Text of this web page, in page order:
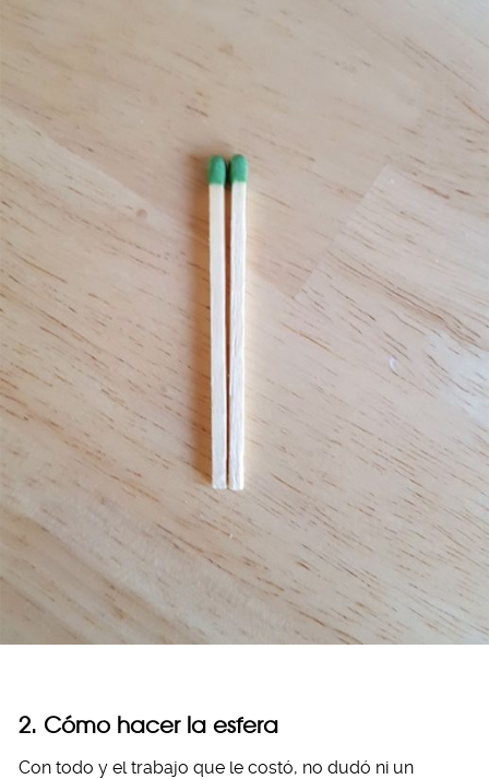
2. Cómo hacer la esfera
Con todo y el trabajo que le costó, no dudó ni un